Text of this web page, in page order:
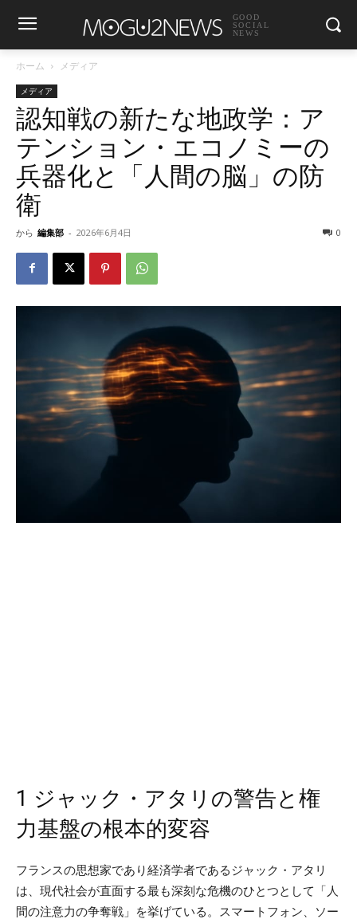
GOOD
SOCIAL
NEWS
ホーム メディア
メディア
認知戦の新たな地政学：ア
テンション・エコノミーの
兵器化と「人間の脳」の防
衛
から 編集部 - 2026年6月4日 0
1 ジャック・アタリの警告と権
力基盤の根本的変容
フランスの思想家であり経済学者であるジャック・アタリ
は、現代社会が直面する最も深刻な危機のひとつとして「人
間の注意力の争奪戦」を挙げている。スマートフォン、ソー